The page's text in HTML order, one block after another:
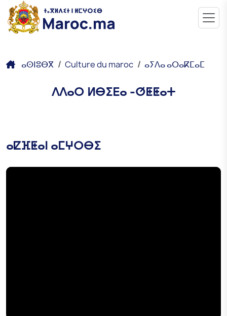
ⴰⵙⵏⵓⴱⴳ Culture du maroc ⴰⵢⴷⴰ ⴰⵔⴰⴽⵎⴰⵎ
ⴷⴷⴰⵔ ⵍⴱⵉⴹⴰ -ⵚⵟⵟⴰⵜ
ⴰⵇⴼⵟⴰⵏ ⴰⵎⵖⵔⴱⵉ